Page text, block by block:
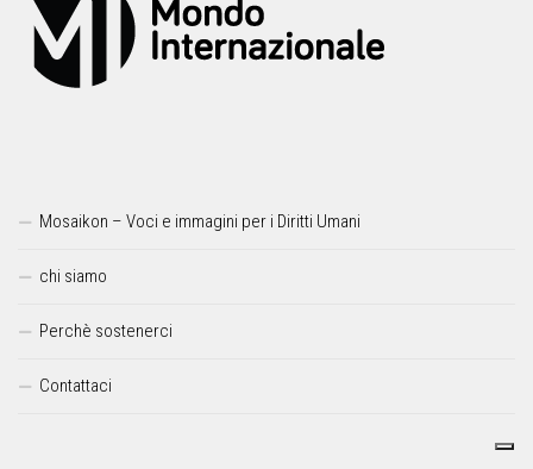
Mosaikon – Voci e immagini per i Diritti Umani
chi siamo
Perchè sostenerci
Contattaci